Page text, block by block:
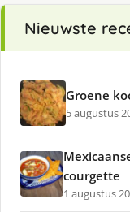
Nieuwste
Groene
5 augustus
courgette
1 augustus